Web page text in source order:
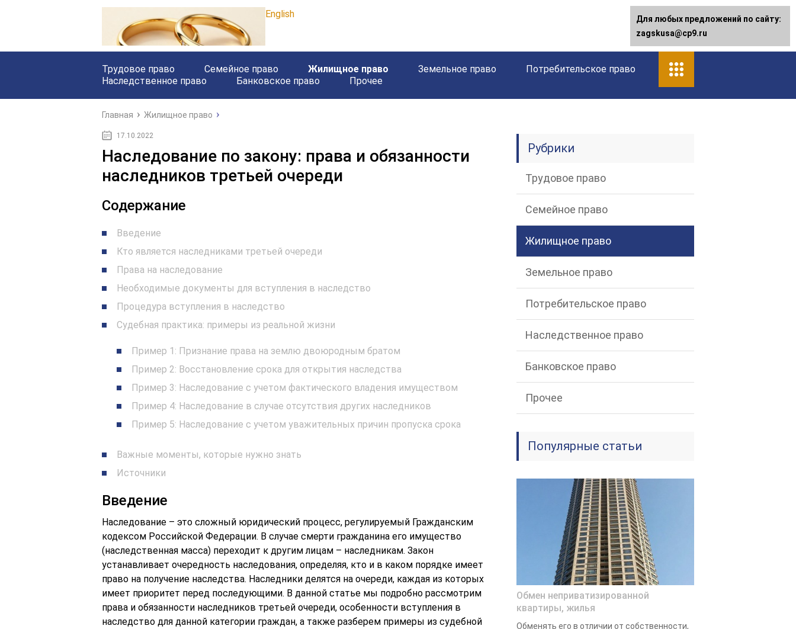
English
Трудовое право Семейное право Жилищное право Земельное право
Потребительское право
Наследственное право
Банковское право Прочее
Главная Жилищное право
17.10.2022
Наследование по закону: права и обязанности
наследников третьей очереди
Содержание
Введение
Кто является наследниками третьей очереди
Права на наследование
Необходимые документы для вступления в наследство
Процедура вступления в наследство
Судебная практика: примеры из реальной жизни
Пример 1: Признание права на землю двоюродным братом
Пример 2: Восстановление срока для открытия наследства
Пример 3: Наследование с учетом фактического владения имуществом
Пример 4: Наследование в случае отсутствия других наследников
Пример 5: Наследование с учетом уважительных причин пропуска срока
Важные моменты, которые нужно знать
Источники
Введение
Наследование – это сложный юридический процесс, регулируемый Гражданским
кодексом Российской Федерации. В случае смерти гражданина его имущество
(наследственная масса) переходит к другим лицам – наследникам. Закон
устанавливает очередность наследования, определяя, кто и в каком порядке имеет
право на получение наследства. Наследники делятся на очереди, каждая из которых
имеет приоритет перед последующими. В данной статье мы подробно рассмотрим
права и обязанности наследников третьей очереди, особенности вступления в
наследство для данной категории граждан, а также разберем примеры из судебной
Рубрики
Трудовое право
Семейное право
Жилищное право
Земельное право
Потребительское право
Наследственное право
Банковское право
Прочее
Популярные статьи
Обмен неприватизированной
квартиры, жилья
Обменять его в отличии от собственности,
Для любых предложений по сайту:
[email protected]
Для любых предложений по сайту:
zagskusa@cp9.ru